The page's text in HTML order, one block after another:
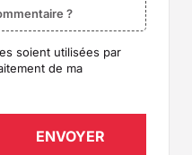
?
soient utilisées par
de ma